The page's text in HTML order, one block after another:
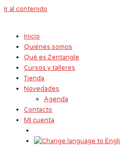
Ir al contenido
Inicio
Quiénes somos
Qué es Zentangle
Cursos y talleres
Tienda
Novedades
Agenda
Contacto
Mi cuenta